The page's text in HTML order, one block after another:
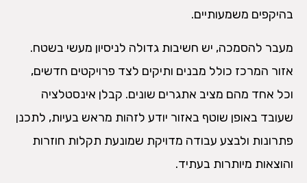
בהיקפים משמעותיים.
מעבר להסמכה, יש חשיבות גדולה לניסיון מעשי בשטח.
אזור המרכז כולל מבנים ותיקים לצד פרויקטים חדשים,
וכל אחד מהם מציב אתגרים שונים. קבלן אינסטלציה
שעובד באופן שוטף באזור יודע לזהות מראש בעיות, לתכנן
פתרונות ולבצע עבודה מדויקת שמונעת תקלות חוזרות
והוצאות מיותרות בעתיד.